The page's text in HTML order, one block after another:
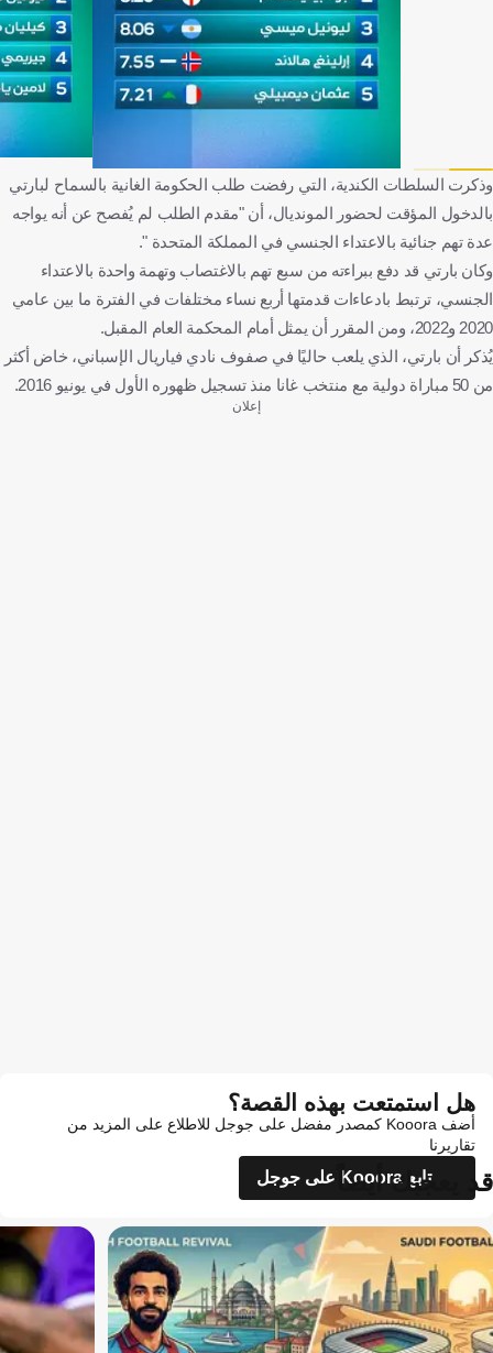
وذكرت السلطات الكندية، التي رفضت طلب الحكومة الغانية بالسماح لبارتي
بالدخول المؤقت لحضور المونديال، أن "مقدم الطلب لم يُفصح عن أنه يواجه
عدة تهم جنائية بالاعتداء الجنسي في المملكة المتحدة ".
وكان بارتي قد دفع ببراءته من سبع تهم بالاغتصاب وتهمة واحدة بالاعتداء
الجنسي، ترتبط بادعاءات قدمتها أربع نساء مختلفات في الفترة ما بين عامي
2020 و2022، ومن المقرر أن يمثل أمام المحكمة العام المقبل.
يُذكر أن بارتي، الذي يلعب حاليًا في صفوف نادي فياريال الإسباني، خاض أكثر
من 50 مباراة دولية مع منتخب غانا منذ تسجيل ظهوره الأول في يونيو 2016.
إعلان
هل استمتعت بهذه القصة؟
أضف Kooora كمصدر مفضل على جوجل للاطلاع على المزيد من
تقاريرنا
تابع Kooora على جوجل
قد يعجبك أيضاً